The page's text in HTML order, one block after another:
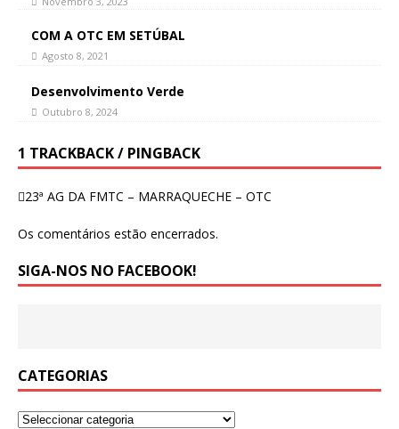
COM A OTC EM SETÚBAL
Agosto 8, 2021
Desenvolvimento Verde
Outubro 8, 2024
1 TRACKBACK / PINGBACK
23ª AG DA FMTC – MARRAQUECHE – OTC
Os comentários estão encerrados.
SIGA-NOS NO FACEBOOK!
CATEGORIAS